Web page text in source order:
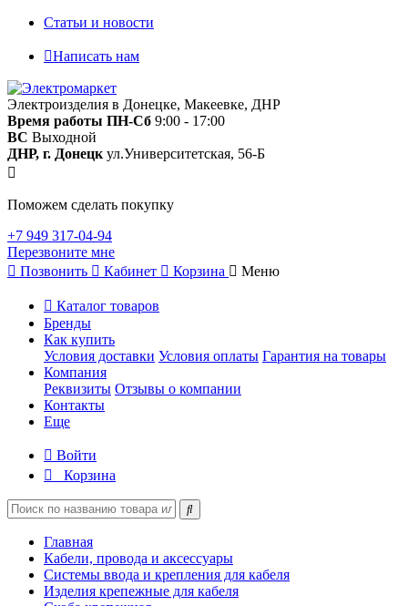
Статьи и новости
Написать нам
Электроизделия в Донецке, Макеевке, ДНР
Время работы ПН-Сб 9:00 - 17:00
ВС Выходной
ДНР, г. Донецк ул.Университетская, 56-Б
Поможем сделать покупку
+7 949 317-04-94
Перезвоните мне
Позвонить
Кабинет Корзина Меню
Каталог товаров
Бренды
Как купить
Условия доставки Условия оплаты Гарантия на товары
Компания
Реквизиты Отзывы о компании
Контакты
Еще
Войти
Корзина
Главная
Кабели, провода и аксессуары
Системы ввода и крепления для кабеля
Изделия крепежные для кабеля